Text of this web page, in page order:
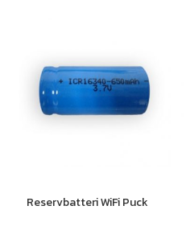
Reservbatteri WiFi Puck